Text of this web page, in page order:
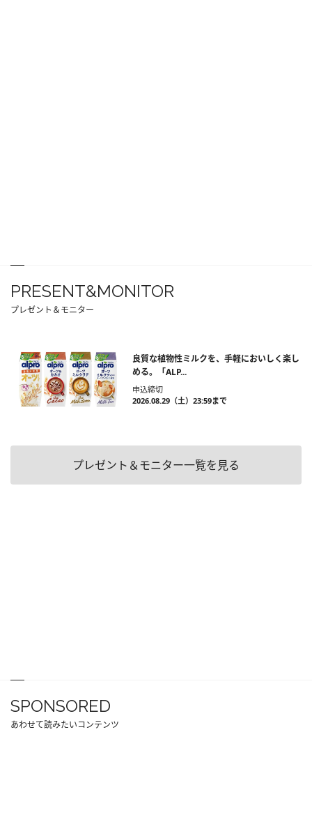
PRESENT&MONITOR
プレゼント＆モニター
良質な植物性ミルクを、手軽においしく楽し
める。「ALP...
申込締切
2026.08.29（土）23:59まで
プレゼント＆モニター一覧を見る
SPONSORED
あわせて読みたいコンテンツ